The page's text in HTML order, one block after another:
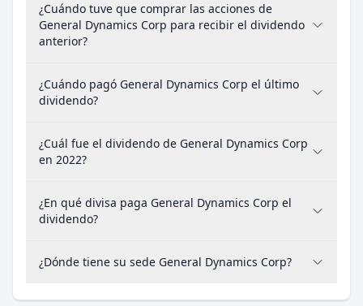
¿Cuándo tuve que comprar las acciones de
General Dynamics Corp para recibir el dividendo
anterior?
¿Cuándo pagó General Dynamics Corp el último
dividendo?
¿Cuál fue el dividendo de General Dynamics Corp
en 2022?
¿En qué divisa paga General Dynamics Corp el
dividendo?
¿Dónde tiene su sede General Dynamics Corp?